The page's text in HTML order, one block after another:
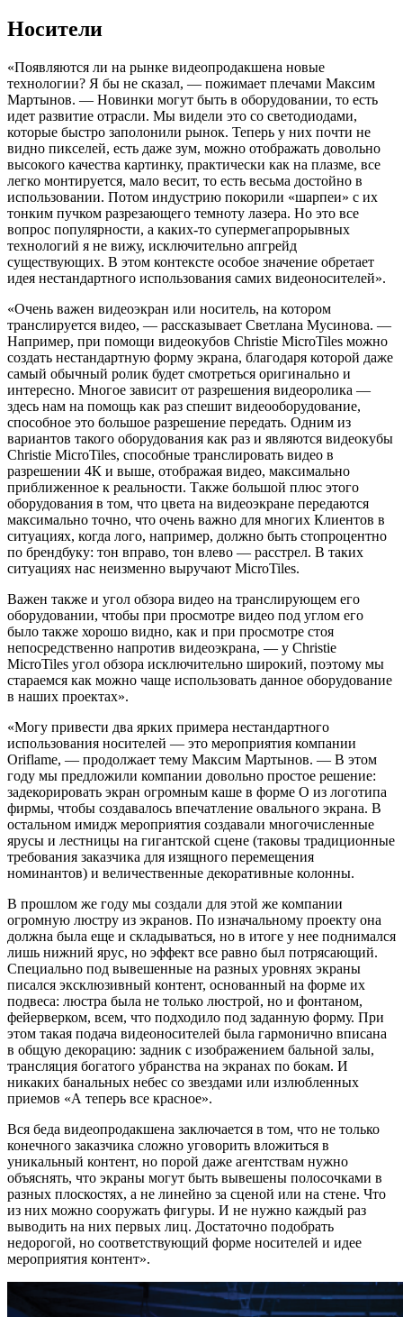
Носители
«Появляются ли на рынке видеопродакшена новые
технологии? Я бы не сказал, — пожимает плечами Максим
Мартынов. — Новинки могут быть в оборудовании, то есть
идет развитие отрасли. Мы видели это со светодиодами,
которые быстро заполонили рынок. Теперь у них почти не
видно пикселей, есть даже зум, можно отображать довольно
высокого качества картинку, практически как на плазме, все
легко монтируется, мало весит, то есть весьма достойно в
использовании. Потом индустрию покорили «шарпеи» с их
тонким пучком разрезающего темноту лазера. Но это все
вопрос популярности, а каких-то супермегапрорывных
технологий я не вижу, исключительно апгрейд
существующих. В этом контексте особое значение обретает
идея нестандартного использования самих видеоносителей».
«Очень важен видеоэкран или носитель, на котором
транслируется видео, — рассказывает Светлана Мусинова. —
Например, при помощи видеокубов Christie MicroTiles можно
создать нестандартную форму экрана, благодаря которой даже
самый обычный ролик будет смотреться оригинально и
интересно. Многое зависит от разрешения видеоролика —
здесь нам на помощь как раз спешит видеооборудование,
способное это большое разрешение передать. Одним из
вариантов такого оборудования как раз и являются видеокубы
Christie MicroTiles, способные транслировать видео в
разрешении 4К и выше, отображая видео, максимально
приближенное к реальности. Также большой плюс этого
оборудования в том, что цвета на видеоэкране передаются
максимально точно, что очень важно для многих Клиентов в
ситуациях, когда лого, например, должно быть стопроцентно
по брендбуку: тон вправо, тон влево — расстрел. В таких
ситуациях нас неизменно выручают MicroTiles.
Важен также и угол обзора видео на транслирующем его
оборудовании, чтобы при просмотре видео под углом его
было также хорошо видно, как и при просмотре стоя
непосредственно напротив видеоэкрана, — у Christie
MicroTiles угол обзора исключительно широкий, поэтому мы
стараемся как можно чаще использовать данное оборудование
в наших проектах».
«Могу привести два ярких примера нестандартного
использования носителей — это мероприятия компании
Oriflame, — продолжает тему Максим Мартынов. — В этом
году мы предложили компании довольно простое решение:
задекорировать экран огромным каше в форме О из логотипа
фирмы, чтобы создавалось впечатление овального экрана. В
остальном имидж мероприятия создавали многочисленные
ярусы и лестницы на гигантской сцене (таковы традиционные
требования заказчика для изящного перемещения
номинантов) и величественные декоративные колонны.
В прошлом же году мы создали для этой же компании
огромную люстру из экранов. По изначальному проекту она
должна была еще и складываться, но в итоге у нее поднимался
лишь нижний ярус, но эффект все равно был потрясающий.
Специально под вывешенные на разных уровнях экраны
писался эксклюзивный контент, основанный на форме их
подвеса: люстра была не только люстрой, но и фонтаном,
фейерверком, всем, что подходило под заданную форму. При
этом такая подача видеоносителей была гармонично вписана
в общую декорацию: задник с изображением бальной залы,
трансляция богатого убранства на экранах по бокам. И
никаких банальных небес со звездами или излюбленных
приемов «А теперь все красное».
Вся беда видеопродакшена заключается в том, что не только
конечного заказчика сложно уговорить вложиться в
уникальный контент, но порой даже агентствам нужно
объяснять, что экраны могут быть вывешены полосочками в
разных плоскостях, а не линейно за сценой или на стене. Что
из них можно сооружать фигуры. И не нужно каждый раз
выводить на них первых лиц. Достаточно подобрать
недорогой, но соответствующий форме носителей и идее
мероприятия контент».